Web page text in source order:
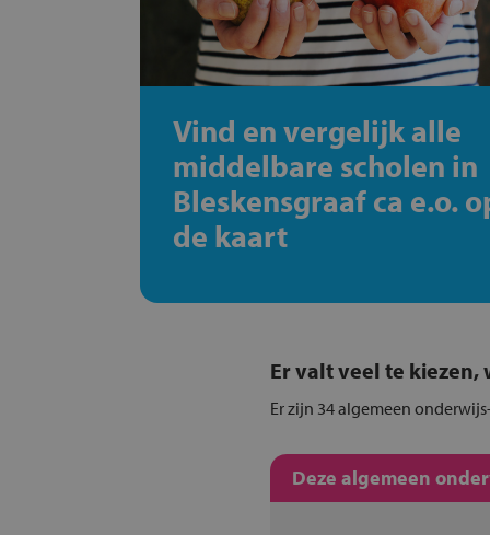
Vind en vergelijk alle
middelbare scholen in
Bleskensgraaf ca e.o.
de kaart
Er valt veel te
Er zijn 34 algemeen
Deze algemeen